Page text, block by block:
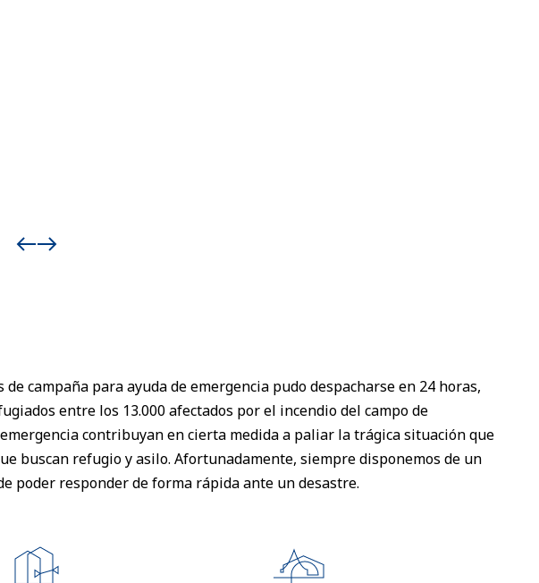
campaña para ayuda de emergencia pudo despacharse en 24 horas,
entre los 13.000 afectados por el incendio del campo de
contribuyan en cierta medida a paliar la trágica situación que
buscan refugio y asilo. Afortunadamente, siempre disponemos de un
poder responder de forma rápida ante un desastre.